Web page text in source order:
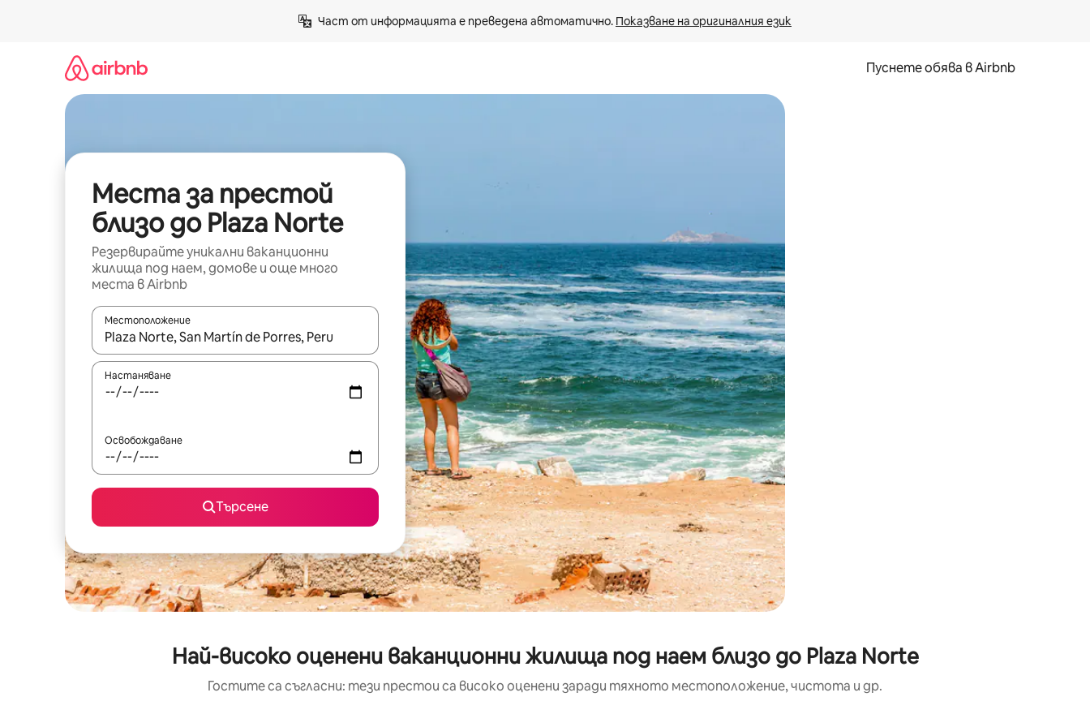
Част от информацията е преведена автоматично. Показване на оригиналния език
Пуснете обява в Airbnb
Места за престой
близо до Plaza Norte
Резервирайте уникални ваканционни
жилища под наем, домове и още много
места в Airbnb
Местоположение
Когато резултатите се покажат, използвайте клавишите със стрелки нагоре и надолу или навигирайте с докосване или плъзгане.
Настаняване
Освобождаване
Търсене
Най-високо оценени ваканционни жилища под наем близо до Plaza Norte
Гостите са съгласни: тези престои са високо оценени заради тяхното местоположение, чистота и др.